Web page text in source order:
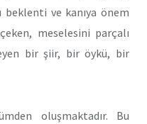
beklenti ve kanıya önem
meselesini parçalı
bir şiir, bir öykü, bir
oluşmaktadır. Bu